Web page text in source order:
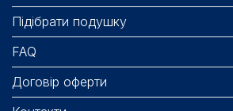
Підібрати подушку
FAQ
Договір оферти